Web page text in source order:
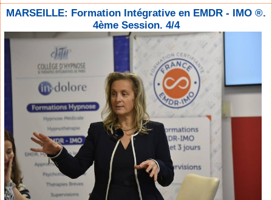
MARSEILLE: Formation Intégrative en EMDR - IMO ®.
4ème Session. 4/4